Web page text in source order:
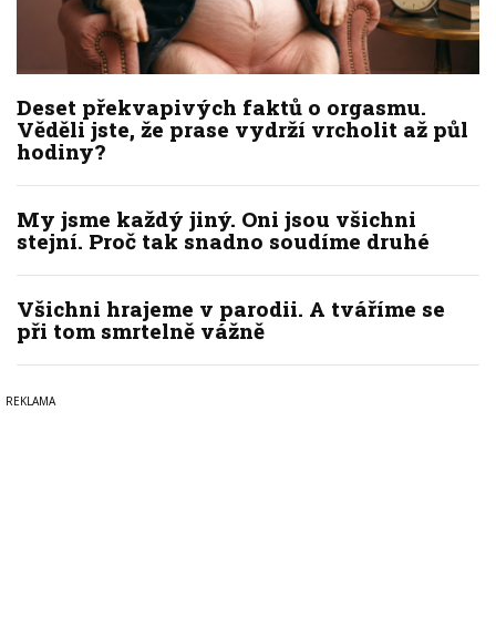
Deset překvapivých faktů o orgasmu.
Věděli jste, že prase vydrží vrcholit až půl
hodiny?
My jsme každý jiný. Oni jsou všichni
stejní. Proč tak snadno soudíme druhé
Všichni hrajeme v parodii. A tváříme se
při tom smrtelně vážně